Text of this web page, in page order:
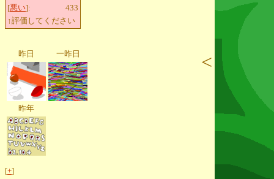
[悪い]:
433
↑評価してください
昨日 一昨日
昨年
[+]
<